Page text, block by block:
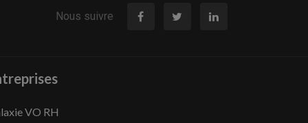
Nous suivre
VO RH